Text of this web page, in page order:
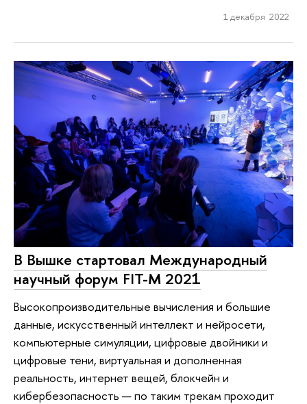
1 декабря 2022
В Вышке стартовал Международный
научный форум FIT-M 2021
Высокопроизводительные вычисления и большие
данные, искусственный интеллект и нейросети,
компьютерные симуляции, цифровые двойники и
цифровые тени, виртуальная и дополненная
реальность, интернет вещей, блокчейн и
кибербезопасность — по таким трекам проходит